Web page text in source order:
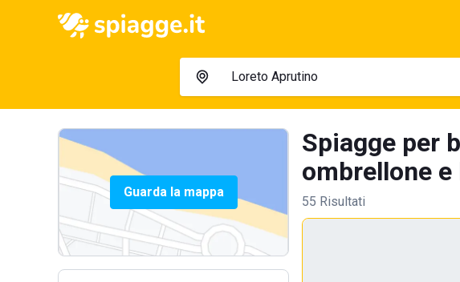
Guarda la mappa
Spiagge per
ombrellone
55 Risultati